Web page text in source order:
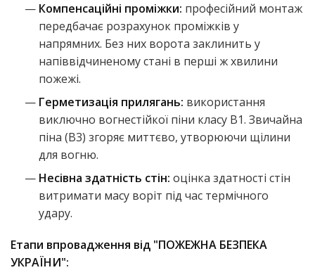
Компенсаційні проміжки: професійний монтаж
передбачає розрахунок проміжків у
напрямних. Без них ворота заклинить у
напіввідчиненому стані в перші ж хвилини
пожежі.
Герметизація прилягань: використання
виключно вогнестійкої піни класу B1. Звичайна
піна (B3) згоряє миттєво, утворюючи щілини
для вогню.
Несівна здатність стін: оцінка здатності стін
витримати масу воріт під час термічного
удару.
Етапи впровадження від "ПОЖЕЖНА БЕЗПЕКА
УКРАЇНИ":